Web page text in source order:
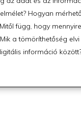
Hogyan
függ, hogy
a tömöríthetőség
információ